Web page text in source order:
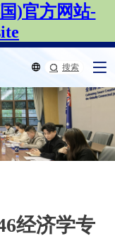
)官方网站-
搜索
经济学专